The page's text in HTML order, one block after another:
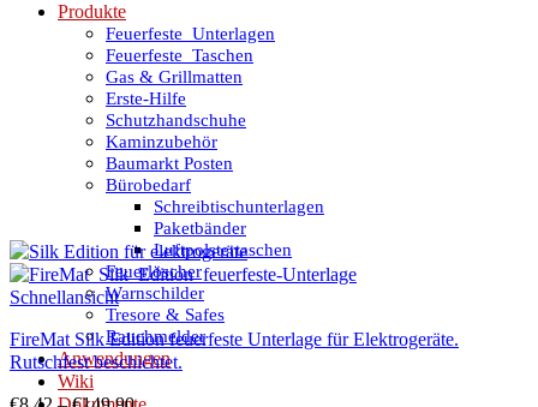
Produkte
Feuerfeste_Unterlagen
Feuerfeste_Taschen
Gas & Grillmatten
Erste-Hilfe
Schutzhandschuhe
Kaminzubehör
Baumarkt Posten
Bürobedarf
Schreibtischunterlagen
Paketbänder
Luftpolstertaschen
Feuerlöscher
Warnschilder
Tresore & Safes
Rauchmelder
Anwendungen
Wiki
Schnellansicht
FireMat Silk Edition feuerfeste Unterlage für Elektrogeräte.
Rutschfest beschichtet.